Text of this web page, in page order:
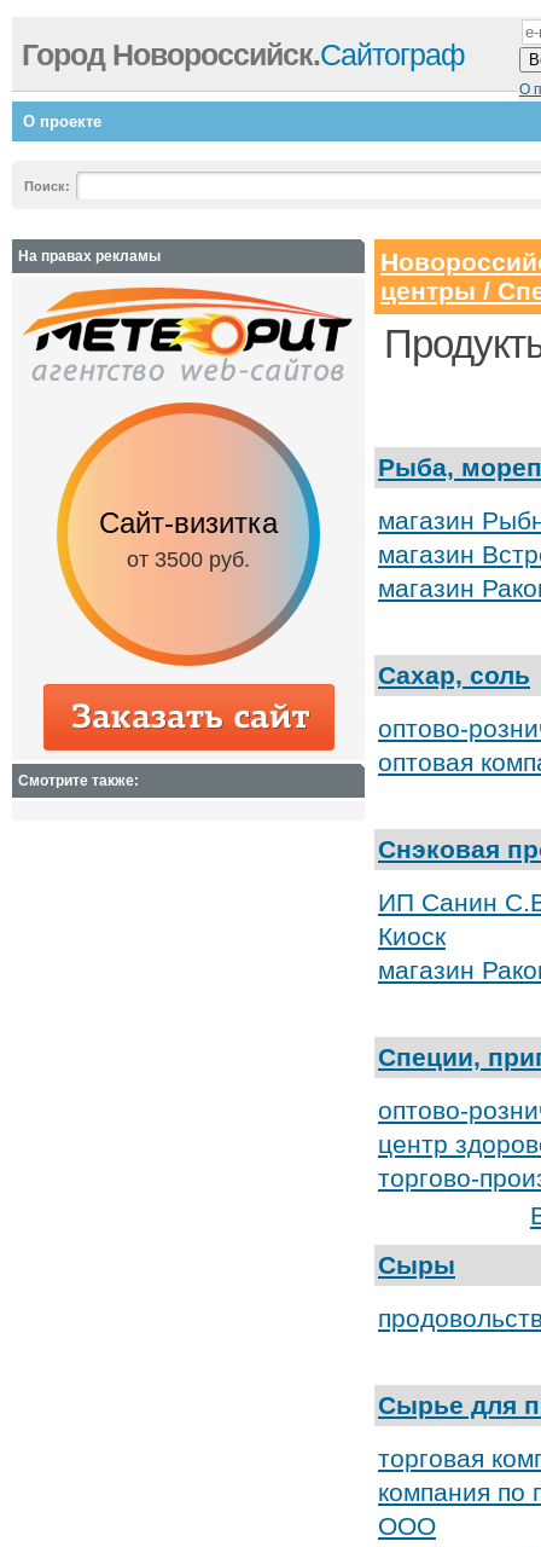
О
Город Новороссийск.Сайтограф
О проекте
Поиск:
центры /
Рыба,
магазин
магазин
магазин
Сахар, соль
оптово-
оптовая
Снэковая
ИП Санин
Киоск
магазин
Специи,
оптово-
центр
торгово-
Сыры
Сырье для
торговая
компания
ООО
На правах рекламы
Сайт-визитка
от 3500 руб.
Сайт с каталогом
от 6500 руб.
Смотрите также: